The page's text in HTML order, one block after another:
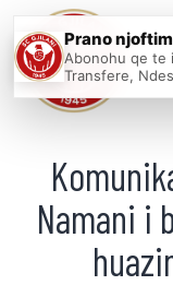
Namani i
Prano
Abonohu qe te
Transfere,